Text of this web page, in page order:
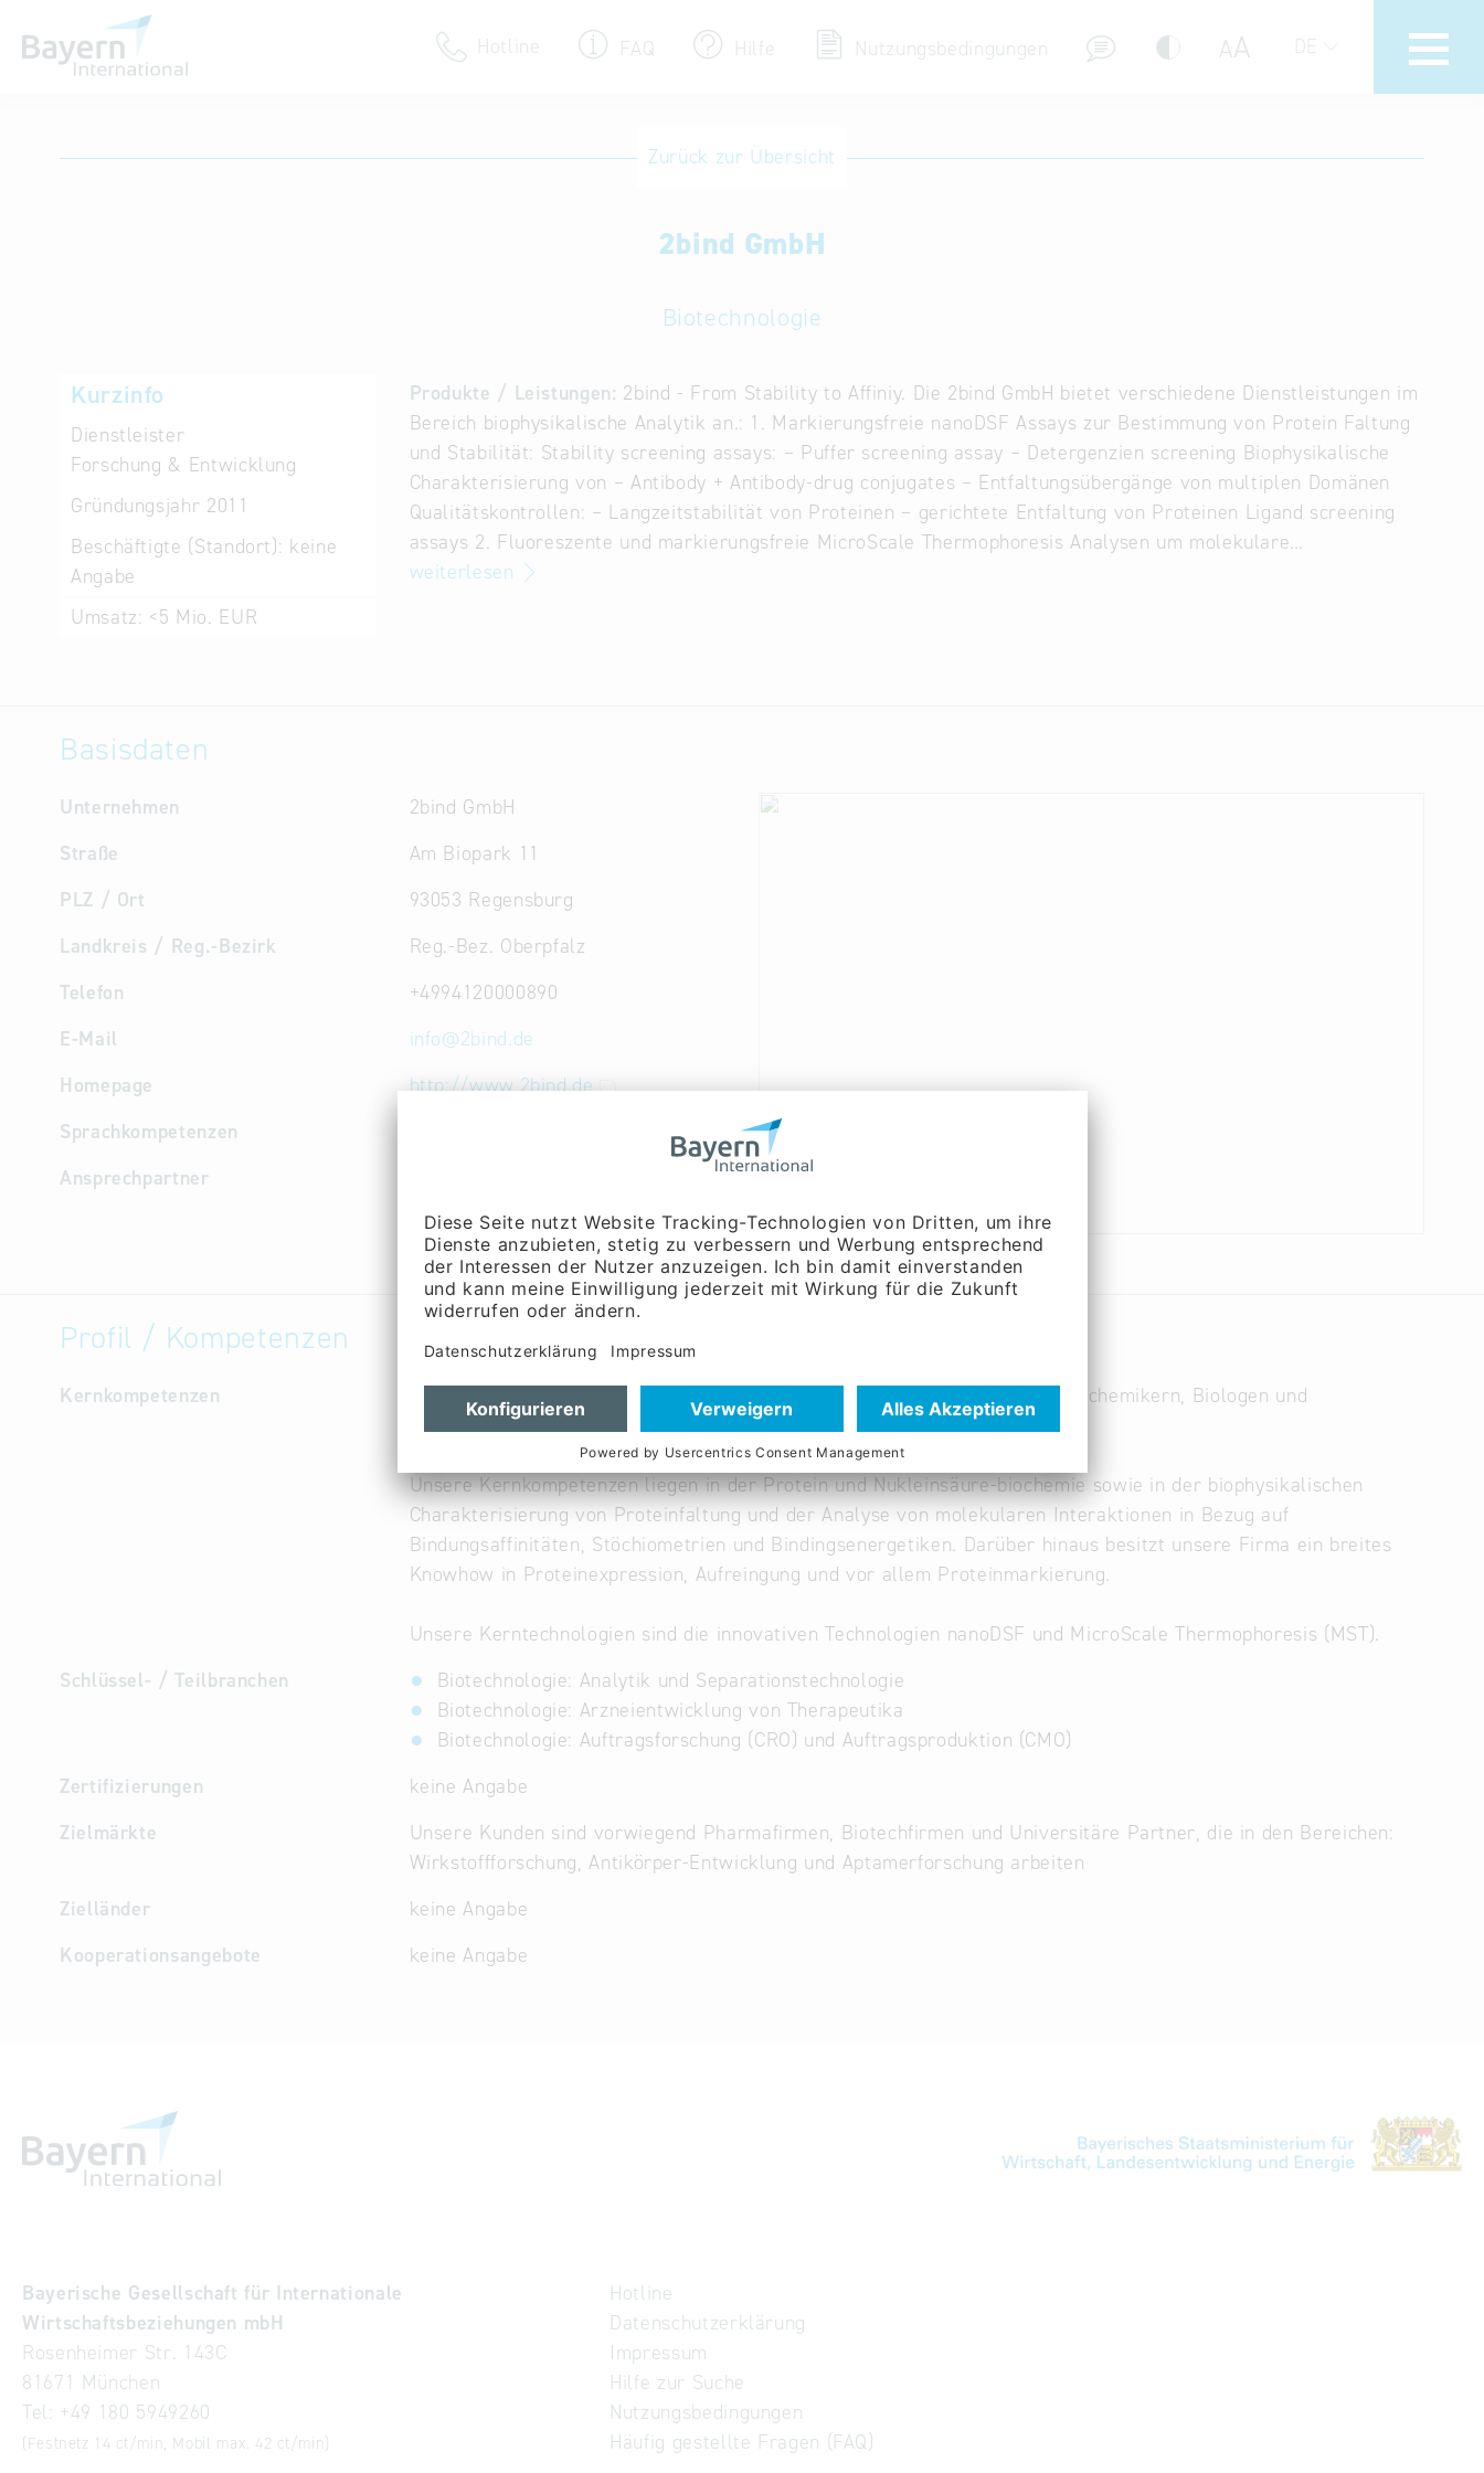
Hotline FAQ Hilfe Nutzungsbedingungen AA DE
Eintrag ändern / löschen
Aktualisieren Sie Ihren bestehenden Eintrag
Internationale Datenbanken
Zurück zur Übersicht
2bind GmbH
Biotechnologie
Kurzinfo
Dienstleister
Forschung & Entwicklung
Gründungsjahr 2011
Beschäftigte (Standort): keine
Angabe
Umsatz: <5 Mio. EUR
Produkte / Leistungen: 2bind - From Stability to Affiniy. Die 2bind GmbH bietet verschiedene Dienstleistungen im
Bereich biophysikalische Analytik an.: 1. Markierungsfreie nanoDSF Assays zur Bestimmung von Protein Faltung
und Stabilität: Stability screening assays: – Puffer screening assay – Detergenzien screening Biophysikalische
Charakterisierung von – Antibody + Antibody-drug conjugates – Entfaltungsübergänge von multiplen Domänen
Qualitätskontrollen: – Langzeitstabilität von Proteinen – gerichtete Entfaltung von Proteinen Ligand screening
assays 2. Fluoreszente und markierungsfreie MicroScale Thermophoresis Analysen um molekulare…
weiterlesen
Basisdaten
Unternehmen
2bind GmbH
Straße
Am Biopark 11
PLZ / Ort
93053 Regensburg
Landkreis / Reg.-Bezirk
Reg.-Bez. Oberpfalz
Telefon
+4994120000890
E-Mail
info@2bind.de
Homepage
http://www.2bind.de
Sprachkompetenzen
Ansprechpartner
Schubert
Profil / Kompetenzen
Kernkompetenzen
Unser Team bei 2bind besteht aus promovierten und nicht-promovierten Biochemikern, Biologen und
Biotechnologen.
Unsere Kernkompetenzen liegen in der Protein und Nukleinsäure-biochemie sowie in der biophysikalischen
Charakterisierung von Proteinfaltung und der Analyse von molekularen Interaktionen in Bezug auf
Bindungsaffinitäten, Stöchiometrien und Bindingsenergetiken. Darüber hinaus besitzt unsere Firma ein breites
Knowhow in Proteinexpression, Aufreingung und vor allem Proteinmarkierung.
Unsere Kerntechnologien sind die innovativen Technologien nanoDSF und MicroScale Thermophoresis (MST).
Schlüssel- / Teilbranchen
Biotechnologie: Analytik und Separationstechnologie
Biotechnologie: Arzneientwicklung von Therapeutika
Biotechnologie: Auftragsforschung (CRO) und Auftragsproduktion (CMO)
Zertifizierungen
keine Angabe
Zielmärkte
Unsere Kunden sind vorwiegend Pharmafirmen, Biotechfirmen und Universitäre Partner, die in den Bereichen:
Wirkstoffforschung, Antikörper-Entwicklung und Aptamerforschung arbeiten
Zielländer
keine Angabe
Kooperationsangebote
keine Angabe
Bayerische Gesellschaft für Internationale
Wirtschaftsbeziehungen mbH
Rosenheimer Str. 143C
81671 München
Tel: +49 180 5949260
(Festnetz 14 ct/min, Mobil max. 42 ct/min)
Hotline
Datenschutzerklärung
Impressum
Hilfe zur Suche
Nutzungsbedingungen
Häufig gestellte Fragen (FAQ)